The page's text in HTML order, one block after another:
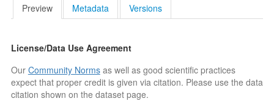
Preview Metadata Versions
License/Data Use Agreement
Our Community Normsas well as good scientific practices
expect that proper credit is given via citation. Please use the data
citation shown on the dataset page.